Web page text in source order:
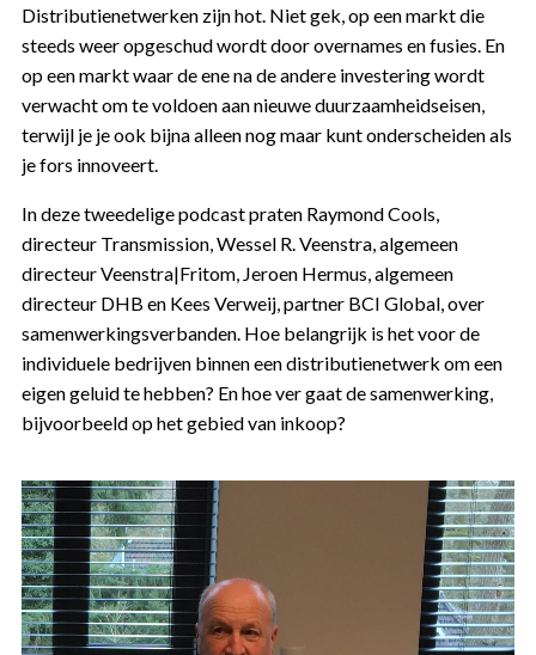
Distributienetwerken zijn hot. Niet gek, op een markt die
steeds weer opgeschud wordt door overnames en fusies. En
op een markt waar de ene na de andere investering wordt
verwacht om te voldoen aan nieuwe duurzaamheidseisen,
terwijl je je ook bijna alleen nog maar kunt onderscheiden als
je fors innoveert.
In deze tweedelige podcast praten Raymond Cools,
directeur Transmission, Wessel R. Veenstra, algemeen
directeur Veenstra|Fritom, Jeroen Hermus, algemeen
directeur DHB en Kees Verweij, partner BCI Global, over
samenwerkingsverbanden. Hoe belangrijk is het voor de
individuele bedrijven binnen een distributienetwerk om een
eigen geluid te hebben? En hoe ver gaat de samenwerking,
bijvoorbeeld op het gebied van inkoop?